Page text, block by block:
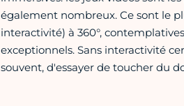
également nombreux. Ce sont le
interactivité) à 360°,
exceptionnels. Sans interactivité
souvent, d'essayer de toucher du